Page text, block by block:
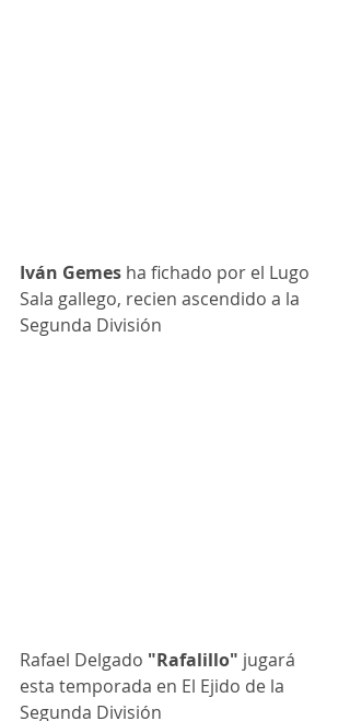
Iván Gemes ha fichado por el Lugo
Sala gallego, recien ascendido a la
Segunda División
Rafael Delgado "Rafalillo" jugará
esta temporada en El Ejido de la
Segunda División